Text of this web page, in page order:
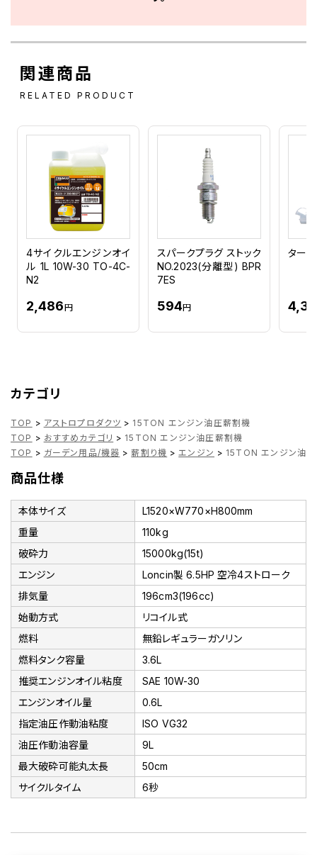
関連商品
RELATED PRODUCT
4サイクルエンジンオイ
ル 1L 10W-30 TO-4C-
N2
2,486円
スパークプラグ ストック
NO.2023(分離型) BPR
7ES
594円
ター
カテゴリ
TOP > アストロプロダクツ > 15TON エンジン油圧薪割機
TOP > おすすめカテゴリ > 15TON エンジン油圧薪割機
TOP > ガーデン用品/機器 > 薪割り機 > エンジン > 15TON エンジン油
商品仕様
本体サイズ
L1520×W770×H800mm
重量
110kg
破砕力
15000kg(15t)
エンジン
Loncin製 6.5HP 空冷4ストローク
排気量
196cm3(196cc)
始動方式
リコイル式
燃料
無鉛レギュラーガソリン
燃料タンク容量
3.6L
推奨エンジンオイル粘度
SAE 10W-30
エンジンオイル量
0.6L
指定油圧作動油粘度
ISO VG32
油圧作動油容量
9L
最大破砕可能丸太長
50cm
サイクルタイム
6秒